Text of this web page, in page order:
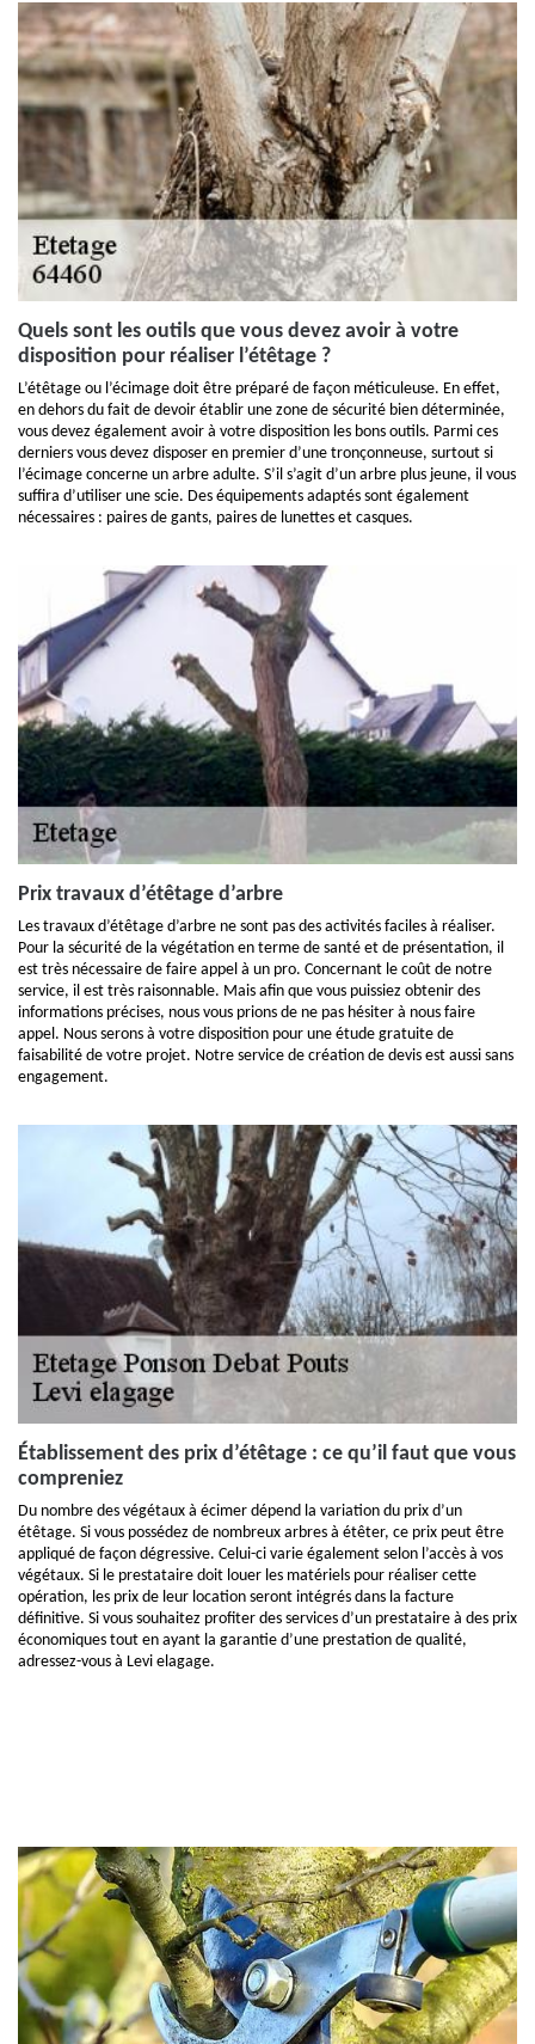
Quels sont les outils que vous devez avoir à votre
disposition pour réaliser l’étêtage ?
L’étêtage ou l’écimage doit être préparé de façon méticuleuse. En effet,
en dehors du fait de devoir établir une zone de sécurité bien déterminée,
vous devez également avoir à votre disposition les bons outils. Parmi ces
derniers vous devez disposer en premier d’une tronçonneuse, surtout si
l’écimage concerne un arbre adulte. S’il s’agit d’un arbre plus jeune, il vous
suffira d’utiliser une scie. Des équipements adaptés sont également
nécessaires : paires de gants, paires de lunettes et casques.
Prix travaux d’étêtage d’arbre
Les travaux d’étêtage d’arbre ne sont pas des activités faciles à réaliser.
Pour la sécurité de la végétation en terme de santé et de présentation, il
est très nécessaire de faire appel à un pro. Concernant le coût de notre
service, il est très raisonnable. Mais afin que vous puissiez obtenir des
informations précises, nous vous prions de ne pas hésiter à nous faire
appel. Nous serons à votre disposition pour une étude gratuite de
faisabilité de votre projet. Notre service de création de devis est aussi sans
engagement.
Établissement des prix d’étêtage : ce qu’il faut que vous
compreniez
Du nombre des végétaux à écimer dépend la variation du prix d’un
étêtage. Si vous possédez de nombreux arbres à étêter, ce prix peut être
appliqué de façon dégressive. Celui-ci varie également selon l’accès à vos
végétaux. Si le prestataire doit louer les matériels pour réaliser cette
opération, les prix de leur location seront intégrés dans la facture
définitive. Si vous souhaitez profiter des services d’un prestataire à des prix
économiques tout en ayant la garantie d’une prestation de qualité,
adressez-vous à Levi elagage.